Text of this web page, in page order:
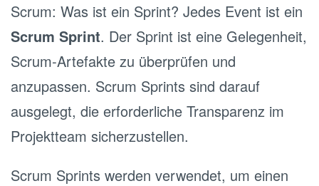
Scrum: Was ist ein Sprint? Jedes Event ist ein
Scrum Sprint. Der Sprint ist eine Gelegenheit,
Scrum‐Artefakte zu überprüfen und
anzupassen. Scrum Sprints sind darauf
ausgelegt, die erforderliche Transparenz im
Projektteam sicherzustellen.
Scrum Sprints werden verwendet, um einen